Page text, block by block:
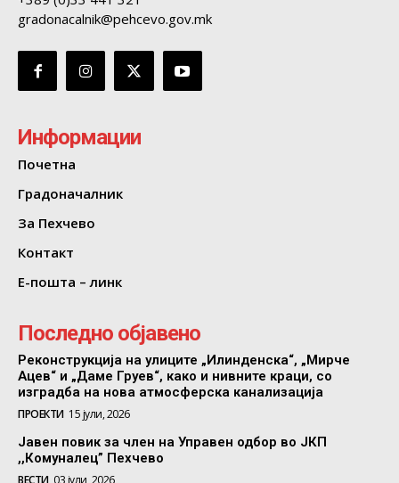
gradonacalnik@pehcevo.gov.mk
Информации
Почетна
Градоначалник
За Пехчево
Контакт
Е-пошта – линк
Последно објавено
Реконструкција на улиците „Илинденска“, „Мирче
Ацев“ и „Даме Груев“, како и нивните краци, со
изградба на нова атмосферска канализација
ПРОЕКТИ 15 јули, 2026
Јавен повик за член на Управен одбор во ЈКП
,,Комуналец” Пехчево
ВЕСТИ 03 јули, 2026